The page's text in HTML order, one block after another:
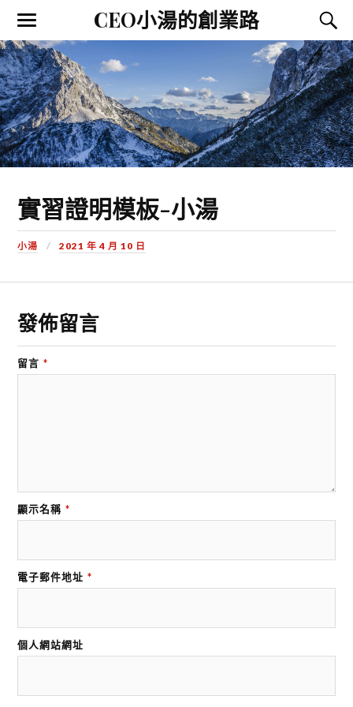
CEO小湯的創業路
實習證明模板-小湯
小湯 2021 年 4 月 10 日
發佈留言
留言 *
顯示名稱 *
電子郵件地址 *
個人網站網址